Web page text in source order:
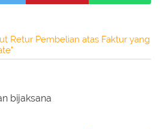
Retur Pembelian atas Faktur yang
bijaksana